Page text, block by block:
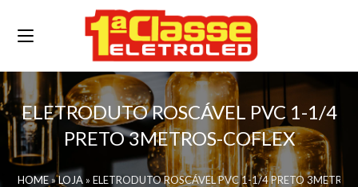
ELETRODUTO ROSCÁVEL PVC 1-1/4
PRETO 3METROS-COFLEX
HOME »LOJA »ELETRODUTO ROSCÁVEL PVC 1-1/4 PRETO